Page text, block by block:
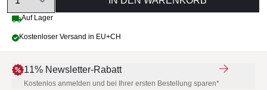
Auf Lager
Kostenloser Versand in EU+CH
11% Newsletter-Rabatt
Kostenlos anmelden und bei Ihrer ersten Bestellung sparen*